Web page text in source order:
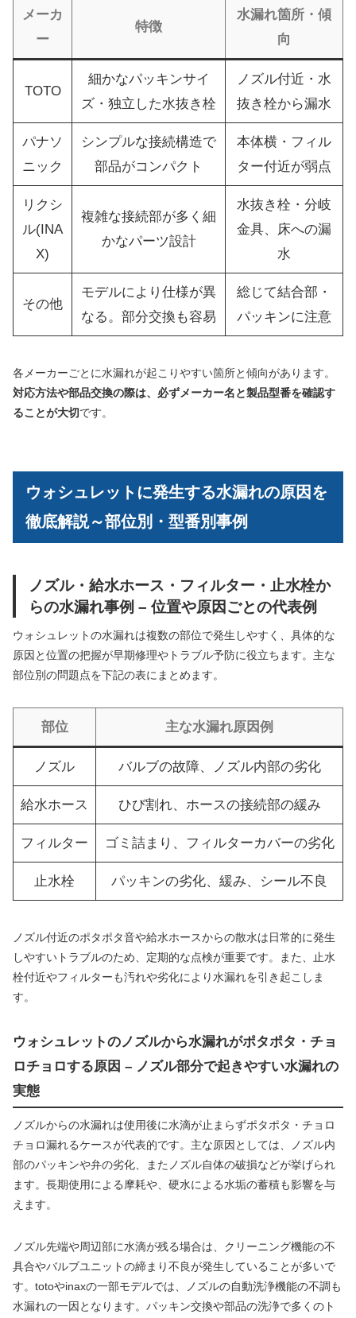
メーカ
ー
特徴
水漏れ箇所・傾
向
TOTO
細かなパッキンサイ
ズ・独立した水抜き栓
ノズル付近・水
抜き栓から漏水
パナソ
ニック
シンプルな接続構造で
部品がコンパクト
本体横・フィル
ター付近が弱点
リクシ
ル(INA
X)
複雑な接続部が多く細
かなパーツ設計
水抜き栓・分岐
金具、床への漏
水
その他
モデルにより仕様が異
なる。部分交換も容易
総じて結合部・
パッキンに注意
各メーカーごとに水漏れが起こりやすい箇所と傾向があります。
対応方法や部品交換の際は、必ずメーカー名と製品型番を確認す
ることが大切です。
ウォシュレットに発生する水漏れの原因を
徹底解説～部位別・型番別事例
ノズル・給水ホース・フィルター・止水栓か
らの水漏れ事例 – 位置や原因ごとの代表例
ウォシュレットの水漏れは複数の部位で発生しやすく、具体的な
原因と位置の把握が早期修理やトラブル予防に役立ちます。主な
部位別の問題点を下記の表にまとめます。
部位 主な水漏れ原因例
ノズル バルブの故障、ノズル内部の劣化
給水ホース ひび割れ、ホースの接続部の緩み
フィルター ゴミ詰まり、フィルターカバーの劣化
止水栓 パッキンの劣化、緩み、シール不良
ノズル付近のポタポタ音や給水ホースからの散水は日常的に発生
しやすいトラブルのため、定期的な点検が重要です。また、止水
栓付近やフィルターも汚れや劣化により水漏れを引き起こしま
す。
ウォシュレットのノズルから水漏れがポタポタ・チョ
ロチョロする原因 – ノズル部分で起きやすい水漏れの
実態
ノズルからの水漏れは使用後に水滴が止まらずポタポタ・チョロ
チョロ漏れるケースが代表的です。主な原因としては、ノズル内
部のパッキンや弁の劣化、またノズル自体の破損などが挙げられ
ます。長期使用による摩耗や、硬水による水垢の蓄積も影響を与
えます。
ノズル先端や周辺部に水滴が残る場合は、クリーニング機能の不
具合やバルブユニットの締まり不良が発生していることが多いで
す。totoやinaxの一部モデルでは、ノズルの自動洗浄機能の不調も
水漏れの一因となります。パッキン交換や部品の洗浄で多くのト